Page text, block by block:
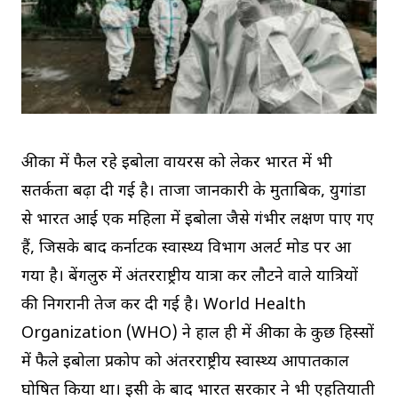
अफ्रीका में फैल रहे इबोला वायरस को लेकर भारत में भी
सतर्कता बढ़ा दी गई है। ताजा जानकारी के मुताबिक, युगांडा
से भारत आई एक महिला में इबोला जैसे गंभीर लक्षण पाए गए
हैं, जिसके बाद कर्नाटक स्वास्थ्य विभाग अलर्ट मोड पर आ
गया है। बेंगलुरु में अंतरराष्ट्रीय यात्रा कर लौटने वाले यात्रियों
की निगरानी तेज कर दी गई है। World Health
Organization (WHO) ने हाल ही में अफ्रीका के कुछ हिस्सों
में फैले इबोला प्रकोप को अंतरराष्ट्रीय स्वास्थ्य आपातकाल
घोषित किया था। इसी के बाद भारत सरकार ने भी एहतियाती